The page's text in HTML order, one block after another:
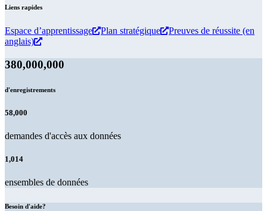
Liens rapides
Espace d’apprentissage Plan stratégique
Preuves de réussite (en
anglais)
380,000,000
d'enregistrements
58,000
demandes d'accès aux données
1,014
ensembles de données
Besoin d'aide?